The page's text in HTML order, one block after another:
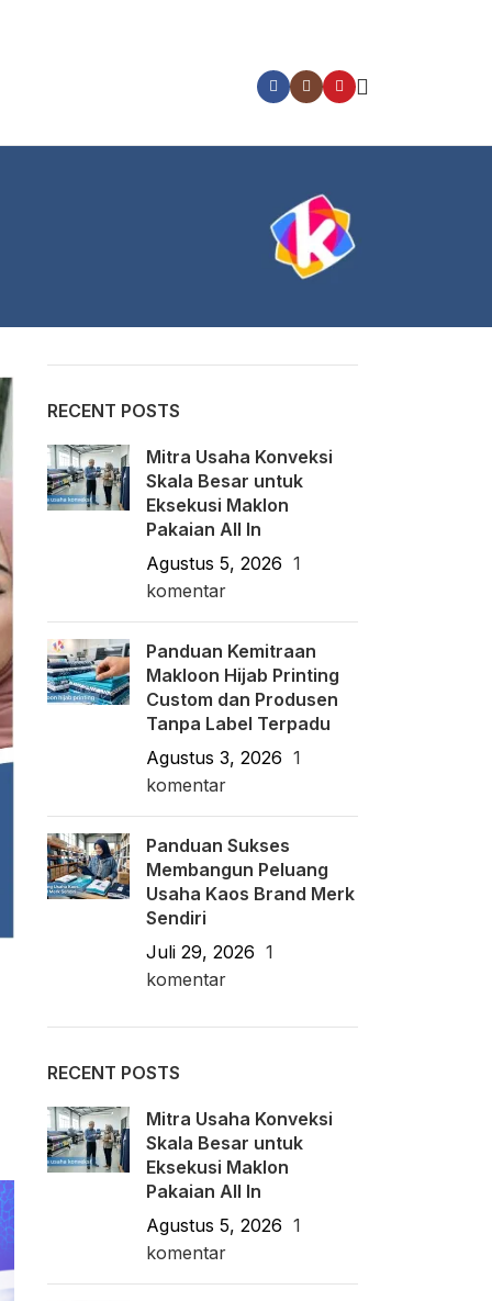
RECENT POSTS
Mitra Usaha Konveksi
Skala Besar untuk
Eksekusi Maklon
Pakaian All In
Agustus 5, 2026 1
komentar
Panduan Kemitraan
Makloon Hijab Printing
Custom dan Produsen
Tanpa Label Terpadu
Agustus 3, 2026 1
komentar
Panduan Sukses
Membangun Peluang
Usaha Kaos Brand Merk
Sendiri
Juli 29, 2026 1
komentar
RECENT POSTS
Mitra Usaha Konveksi
Skala Besar untuk
Eksekusi Maklon
Pakaian All In
Agustus 5, 2026 1
komentar